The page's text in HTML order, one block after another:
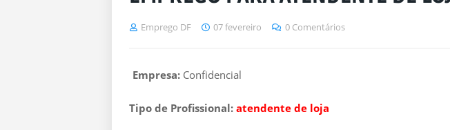
Emprego DF 07 fevereiro 0 Comentários
Empresa: Confidencial
Tipo de Profissional: atendente de loja